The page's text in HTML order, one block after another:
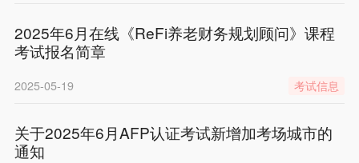
2025年6月在线《ReFi养老财务规划顾问》课程
考试报名简章
2025-05-19 考试信息
关于2025年6月AFP认证考试新增加考场城市的
通知